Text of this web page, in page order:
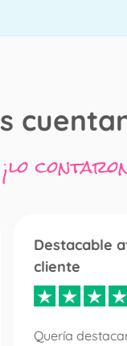
Destacable
cliente
Quería